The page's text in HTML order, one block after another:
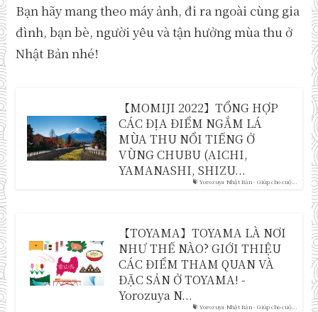
Bạn hãy mang theo máy ảnh, đi ra ngoài cùng gia
đình, bạn bè, người yêu và tận hưởng mùa thu ở
Nhật Bản nhé!
Yorozuya Nhật Bản - Giúp cho cuộ...
【MOMIJI 2022】TỔNG HỢP
CÁC ĐỊA ĐIỂM NGẮM LÁ
MÙA THU NỔI TIẾNG Ở
VÙNG CHUBU (AICHI,
YAMANASHI, SHIZU...
Yorozuya Nhật Bản - Giúp cho cuộ...
【TOYAMA】TOYAMA LÀ NƠI
NHƯ THẾ NÀO? GIỚI THIỆU
CÁC ĐIỂM THAM QUAN VÀ
ĐẶC SẢN Ở TOYAMA! -
Yorozuya N...